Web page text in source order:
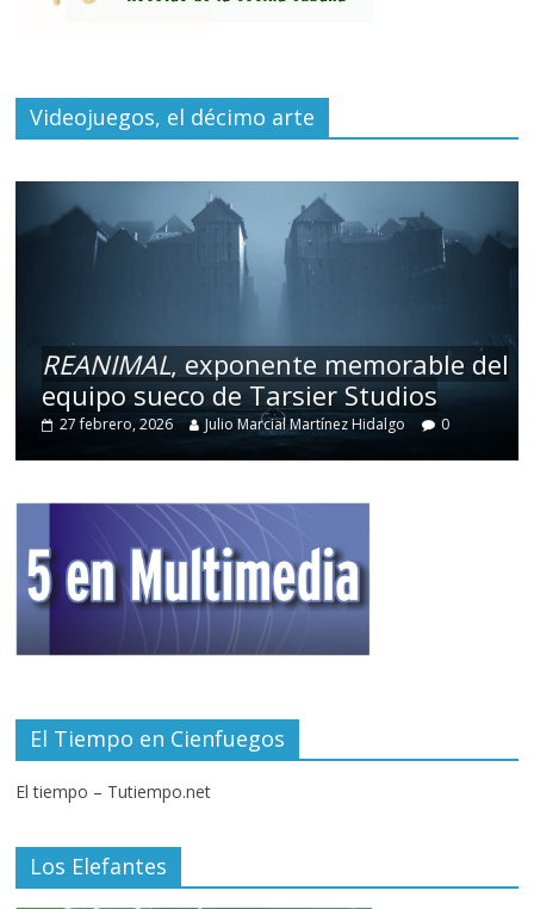
Videojuegos, el décimo arte
REANIMAL, exponente memorable del
equipo sueco de Tarsier Studios
27 febrero, 2026 Julio Marcial Martínez Hidalgo 0
El Tiempo en Cienfuegos
El tiempo – Tutiempo.net
Los Elefantes